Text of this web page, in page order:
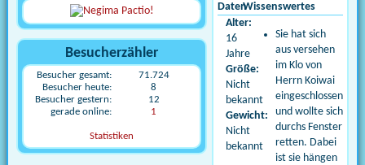
Daten
Alter:
16
Jahre
Größe:
Nicht
bekannt
Gewicht:
Nicht
bekannt
Wissenswertes
Sie hat sich
aus versehen
im Klo von
Herrn Koiwai
eingeschlossen
und wollte sich
durchs Fenster
retten. Dabei
ist sie hängen
Besucherzähler
Besucher gesamt:
71.724
Besucher heute:
8
Besucher gestern:
12
gerade online:
1
Statistiken